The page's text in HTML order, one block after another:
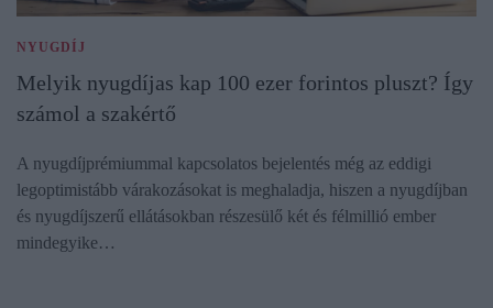
NYUGDÍJ
Melyik nyugdíjas kap 100 ezer forintos pluszt? Így
számol a szakértő
A nyugdíjprémiummal kapcsolatos bejelentés még az eddigi
legoptimistább várakozásokat is meghaladja, hiszen a nyugdíjban
és nyugdíjszerű ellátásokban részesülő két és félmillió ember
mindegyike…